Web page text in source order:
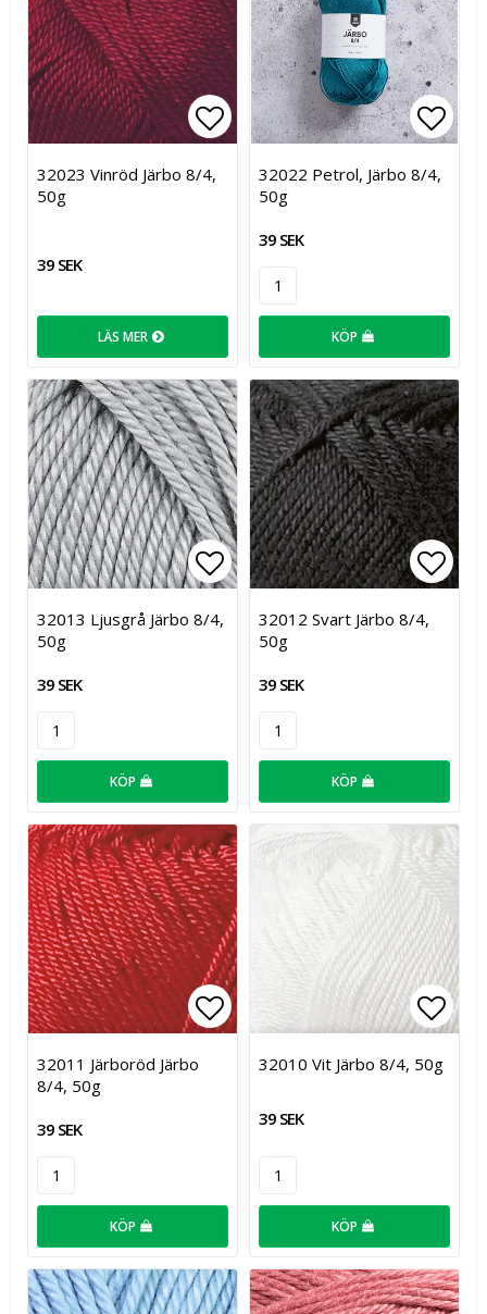
Lägg till i favoritlistan
32023 Vinröd Järbo 8/4,
50g
39 SEK
LÄS MER
32022 Petrol, Järbo 8/4,
50g
39 SEK
KÖP
Lägg till i favoritlistan
32013 Ljusgrå Järbo 8/4,
50g
39 SEK
KÖP
32012 Svart Järbo 8/4,
50g
39 SEK
KÖP
Lägg till i favoritlistan
32011 Järboröd Järbo
8/4, 50g
39 SEK
KÖP
32010 Vit Järbo 8/4, 50g
39 SEK
KÖP